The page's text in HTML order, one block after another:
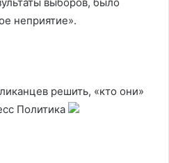
неприятие».
решить, «кто они»
Политика